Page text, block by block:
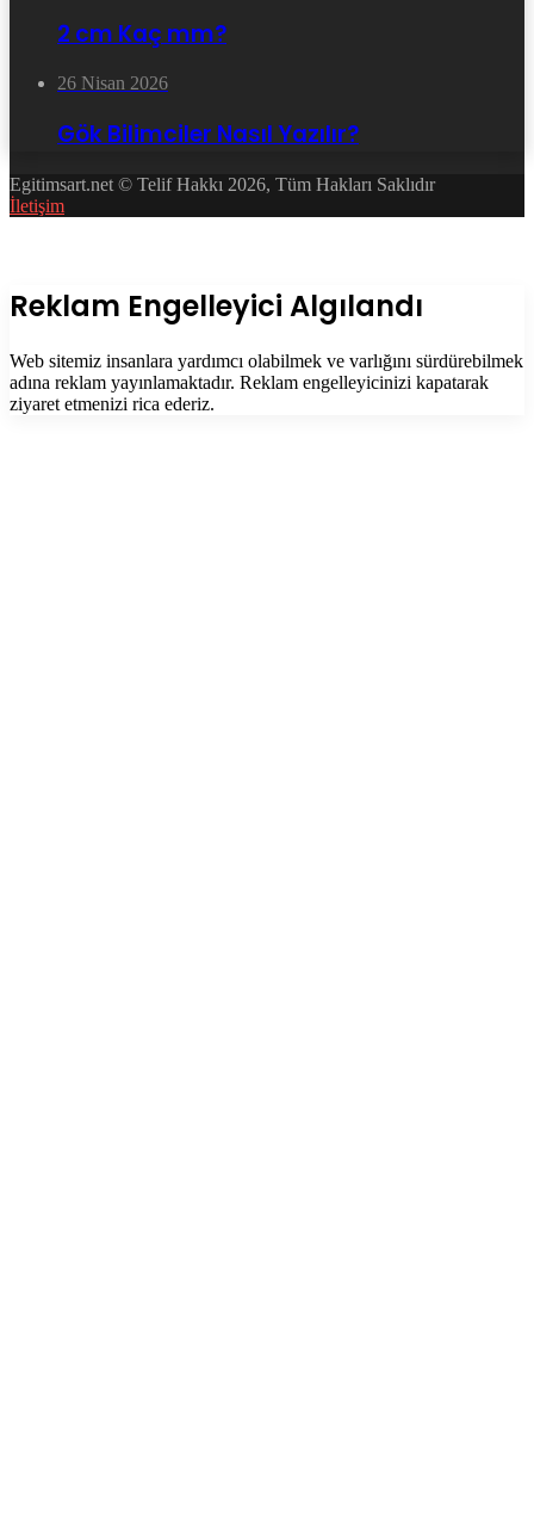
2 cm Kaç mm?
26 Nisan 2026
Gök Bilimciler Nasıl Yazılır?
Egitimsart.net © Telif Hakkı 2026, Tüm Hakları Saklıdır
İletişim
Kapalı
Reklam Engelleyici Algılandı
Web sitemiz insanlara yardımcı olabilmek ve varlığını sürdürebilmek
adına reklam yayınlamaktadır. Reklam engelleyicinizi kapatarak
ziyaret etmenizi rica ederiz.